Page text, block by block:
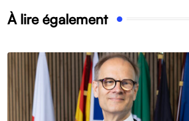
À lire également